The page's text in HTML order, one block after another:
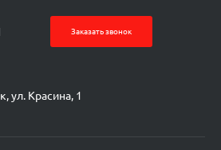
Заказать звонок
ул. Красина, 1